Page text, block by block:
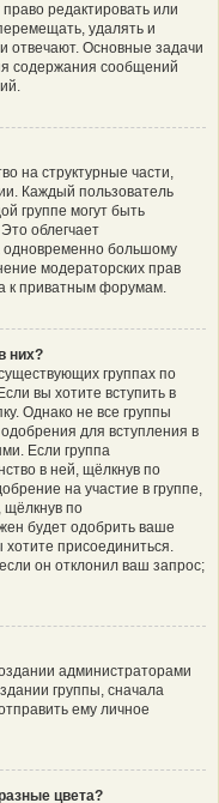
редактировать или
удалять и
отвечают. Основные задачи
содержания сообщений
на структурные части,
Каждый пользователь
группе могут быть
облегчает
одновременно большому
модераторских прав
к приватным форумам.
них?
группах по
вы хотите вступить в
Однако не все группы
для вступления в
Если группа
в ней, щёлкнув по
на участие в группе,
щёлкнув по
будет одобрить ваше
хотите присоединиться.
он отклонил ваш запрос;
администраторами
группы, сначала
ему личное
цвета?